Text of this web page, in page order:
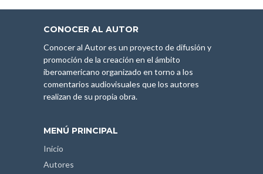
CONOCER AL AUTOR
Conocer al Autor es un proyecto de difusión y
promoción de la creación en el ámbito
iberoamericano organizado en torno a los
comentarios audiovisuales que los autores
realizan de su propia obra.
MENÚ PRINCIPAL
Inicio
Autores